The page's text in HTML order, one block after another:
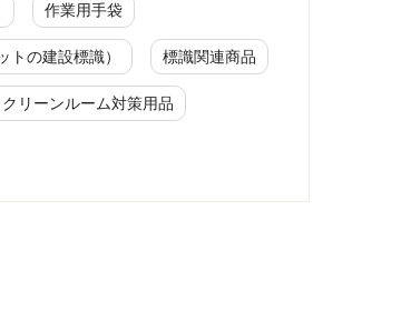
作業用手袋
トの建設標識） 標識関連商品
クリーンルーム対策用品